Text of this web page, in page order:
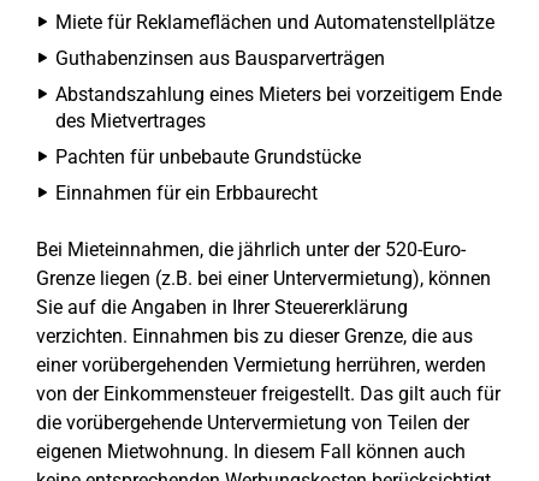
Miete für Reklameflächen und Automatenstellplätze
Guthabenzinsen aus Bausparverträgen
Abstandszahlung eines Mieters bei vorzeitigem Ende
des Mietvertrages
Pachten für unbebaute Grundstücke
Einnahmen für ein Erbbaurecht
Bei Mieteinnahmen, die jährlich unter der 520-Euro-
Grenze liegen (z.B. bei einer Untervermietung), können
Sie auf die Angaben in Ihrer Steuererklärung
verzichten. Einnahmen bis zu dieser Grenze, die aus
einer vorübergehenden Vermietung herrühren, werden
von der Einkommensteuer freigestellt. Das gilt auch für
die vorübergehende Untervermietung von Teilen der
eigenen Mietwohnung. In diesem Fall können auch